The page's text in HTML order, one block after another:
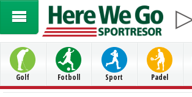
Golf Fotboll Sport Padel